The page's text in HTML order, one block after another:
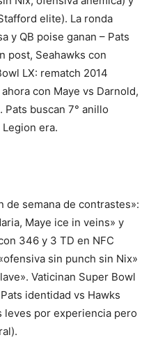
elite). La ronda
y QB poise ganan – Pats
post, Seahawks con
LX: rematch 2014
con Maye vs Darnold,
Pats buscan 7° anillo
era.
de semana de contrastes»:
Maye ice in veins» y
346 y 3 TD en NFC
sin punch sin Nix»
Vaticinan Super Bowl
identidad vs Hawks
leves por experiencia pero